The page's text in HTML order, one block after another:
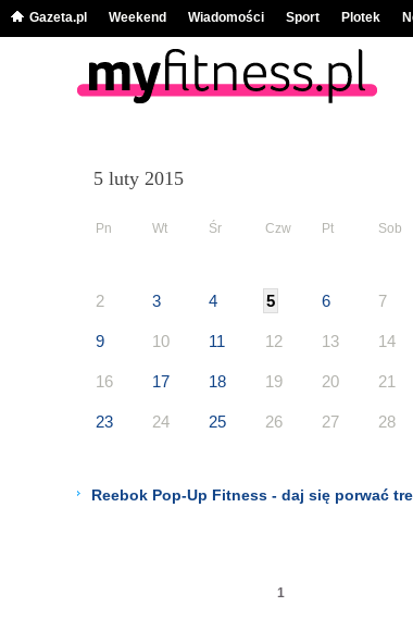
Gazeta.pl Weekend Wiadomości Sport Plotek
5 luty 2015
Pn Wt Śr Czw Pt Sob
2 3 4 5 6 7
9 10 11 12 13 14
16 17 18 19 20 21
23 24 25 26 27 28
Reebok Pop-Up Fitness - daj się porwać
1